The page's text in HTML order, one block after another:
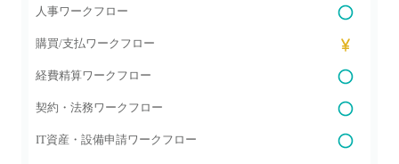
人事ワークフロー
購買/支払ワークフロー
経費精算ワークフロー
契約・法務ワークフロー
IT資産・設備申請ワークフロー